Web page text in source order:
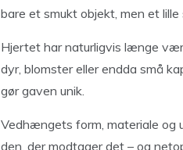
bare et smukt objekt, men et
Hjertet har naturligvis længe
dyr, blomster eller endda små
gør gaven unik.
Vedhængets form, materiale og
den, der modtager det – og